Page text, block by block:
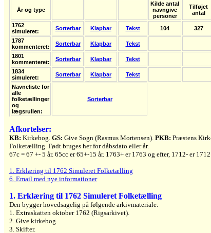
År og type
Kilde antal
navngive
personer
Tilføjet
antal
1762
simuleret:
Sorterbar Klapbar Tekst 104 327
1787
kommenteret:
Sorterbar Klapbar
Tekst
1801
kommenteret:
Sorterbar Klapbar
Tekst
1834
simuleret:
Sorterbar Klapbar
Tekst
Navneliste for
alle
folketællinger
og
lægsrullen:
Sorterbar
Afkortelser:
KB: Kirkebog. GS: Give Sogn (Rasmus Mortensen). PKB: Præstens
Folketælling. Født bruges her for dåbsdato eller år.
67c = 67 +- 5 år. 65cc er 65+-15 år. 1763+ er 1763 og efter, 1712- er
1. Erklæring til 1762 Simuleret Folketælling
6. Email med nye informationer
1. Erklæring til 1762 Simuleret Folketælling
Den bygger hovedsagelig på følgende arkivmateriale:
1. Extraskatten oktober 1762 (Rigsarkivet).
2. Give kirkebog.
3. Skifter.